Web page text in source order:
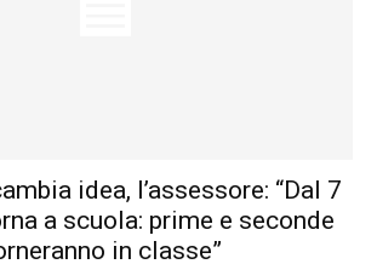
idea, l’assessore: “Dal 7
a scuola: prime e seconde
in classe”